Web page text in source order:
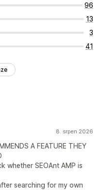
96
13
3
41
8. srpen 2026
A FEATURE THEY
whether SEOAnt AMP is
searching for my own